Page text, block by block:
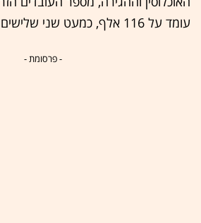
עומד על 116 אלף, כמעט שני שלישים מהם בענף הנדל"ן.
- פרסומת -